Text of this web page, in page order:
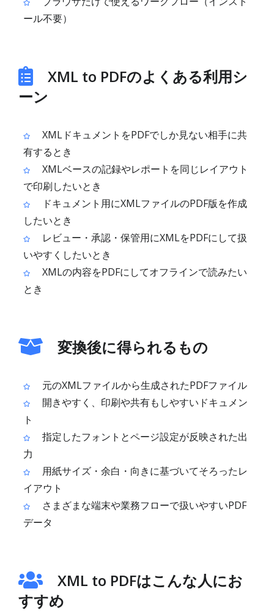
ール不要）
XML to PDFのよくある利用シ
ーン
XMLドキュメントをPDFでしか見ない相手に共
有するとき
XMLベースの記録やレポートを同じレイアウト
で印刷したいとき
ドキュメント用にXMLファイルのPDF版を作成
したいとき
レビュー・承認・保管用にXMLをPDFにして扱
いやすくしたいとき
XMLの内容をPDFにしてオフラインで読みたい
とき
変換後に得られるもの
元のXMLファイルから生成されたPDFファイル
開きやすく、印刷や共有もしやすいドキュメン
ト
指定したフォントとページ設定が反映された出
力
用紙サイズ・余白・向きに基づいてそろったレ
イアウト
さまざまな端末や業務フローで扱いやすいPDF
データ
XML to PDFはこんな人にお
すすめ